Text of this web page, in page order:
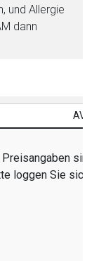
und Allergie
dann
Preisangaben
loggen Sie sich